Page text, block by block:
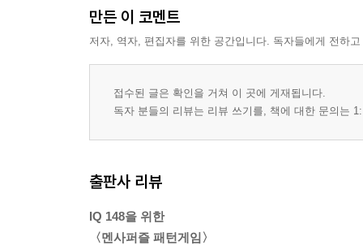
만든 이 코멘트
저자, 역자, 편집자를 위한 공간입니다. 독자들에게 전하
접수된 글은 확인을 거쳐 이 곳에 게재됩니다.
독자 분들의 리뷰는 리뷰 쓰기를, 책에 대한 문의는
출판사 리뷰
IQ 148을 위한
〈멘사퍼즐 패턴게임〉